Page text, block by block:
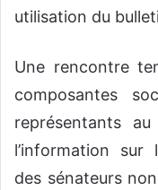
utilisation du
Une rencontre
composantes
représentants
l’information sur
des sénateurs